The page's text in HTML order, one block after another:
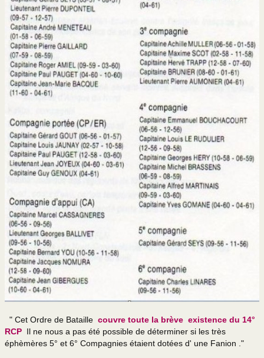
" Cet Ordre de Bataille couvre toute la brève existence du 14°
RCP Il ne nous a pas été possible de déterminer si les très
éphèmères 5° et 6° Compagnies étaient dotées d' une Fanion ."